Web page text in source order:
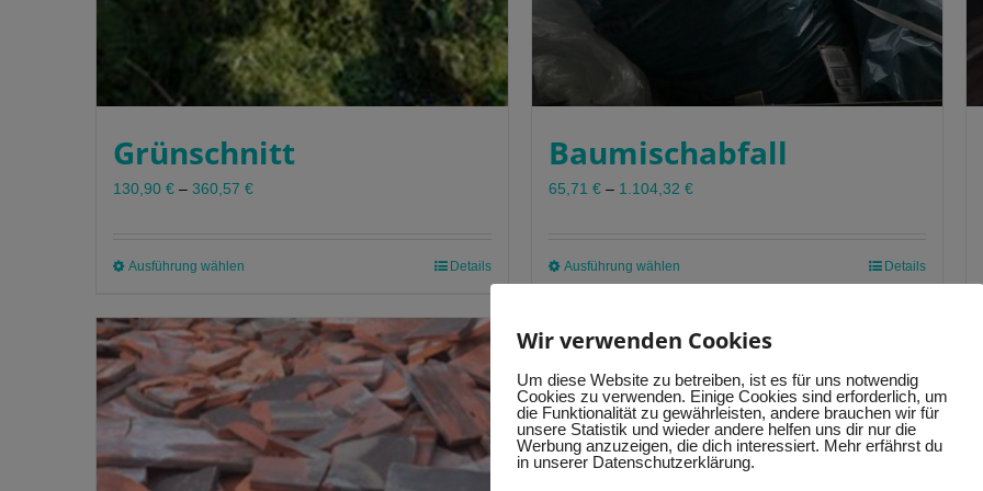
Grünschnitt
130,90 € – 360,57 €
Ausführung wählen
weist
mehrere
Varianten
auf.
Die
Optionen
können
Details
Baumischabfall
65,71 €– 1.104,32 €
Ausführung wählenDieses
mehrere
auf.
Die
Optionen
können
Details
Wir verwenden Cookies
Um diese Website zu betreiben, ist es für uns notwendig
Cookies zu verwenden. Einige Cookies sind erforderlich, um
die Funktionalität zu gewährleisten, andere brauchen wir für
unsere Statistik und wieder andere helfen uns dir nur die
Werbung anzuzeigen, die dich interessiert. Mehr erfährst du
in unserer Datenschutzerklärung.